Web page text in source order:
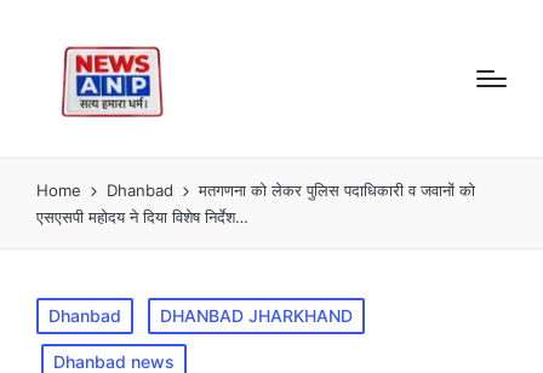
Home Dhanbad
मतगणना को लेकर पुलिस पदाधिकारी व जवानों को
एसएसपी महोदय ने दिया विशेष निर्देश…
Posted
in
Dhanbad DHANBAD JHARKHAND
Dhanbad news